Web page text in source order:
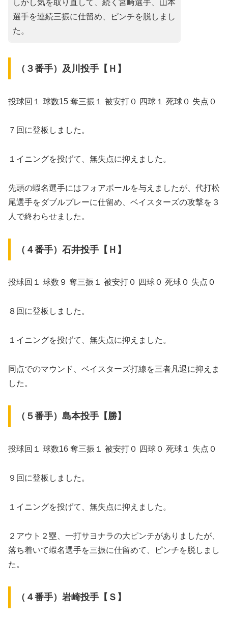
しかし気を取り直して、続く宮﨑選手、山本
選手を連続三振に仕留め、ピンチを脱しまし
た。
（３番手）及川投手【Ｈ】
投球回１ 球数15 奪三振１ 被安打０ 四球１ 死球０ 失点０
７回に登板しました。
１イニングを投げて、無失点に抑えました。
先頭の蝦名選手にはフォアボールを与えましたが、代打松
尾選手をダブルプレーに仕留め、ベイスターズの攻撃を３
人で終わらせました。
（４番手）石井投手【Ｈ】
投球回１ 球数９ 奪三振１ 被安打０ 四球０ 死球０ 失点０
８回に登板しました。
１イニングを投げて、無失点に抑えました。
同点でのマウンド、ベイスターズ打線を三者凡退に抑えま
した。
（５番手）島本投手【勝】
投球回１ 球数16 奪三振１ 被安打０ 四球０ 死球１ 失点０
９回に登板しました。
１イニングを投げて、無失点に抑えました。
２アウト２塁、一打サヨナラの大ピンチがありましたが、
落ち着いて蝦名選手を三振に仕留めて、ピンチを脱しまし
た。
（４番手）岩崎投手【Ｓ】